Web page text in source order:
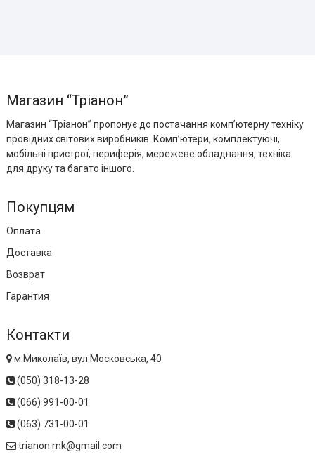
Магазин “Тріанон”
Магазин “Тріанон” пропонує до постачання комп’ютерну техніку
провідних світових виробників. Комп’ютери, комплектуючі,
мобільні пристрої, периферія, мережеве обладнання, техніка
для друку та багато іншого.
Покупцям
Оплата
Доставка
Возврат
Гарантия
Контакти
м.Миколаїв, вул.Московська, 40
(050) 318-13-28
(066) 991-00-01
(063) 731-00-01
trianon.mk@gmail.com